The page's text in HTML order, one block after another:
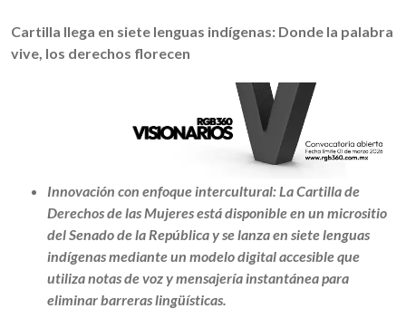
Cartilla llega en siete lenguas indígenas: Donde la palabra
vive, los derechos florecen
Innovación con enfoque intercultural: La Cartilla de
Derechos de las Mujeres está disponible en un micrositio
del Senado de la República y se lanza en siete lenguas
indígenas mediante un modelo digital accesible que
utiliza notas de voz y mensajería instantánea para
eliminar barreras lingüísticas.